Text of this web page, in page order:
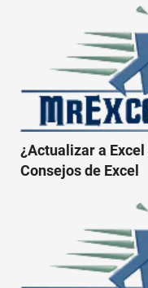
¿Actualizar a Excel
Consejos de Excel